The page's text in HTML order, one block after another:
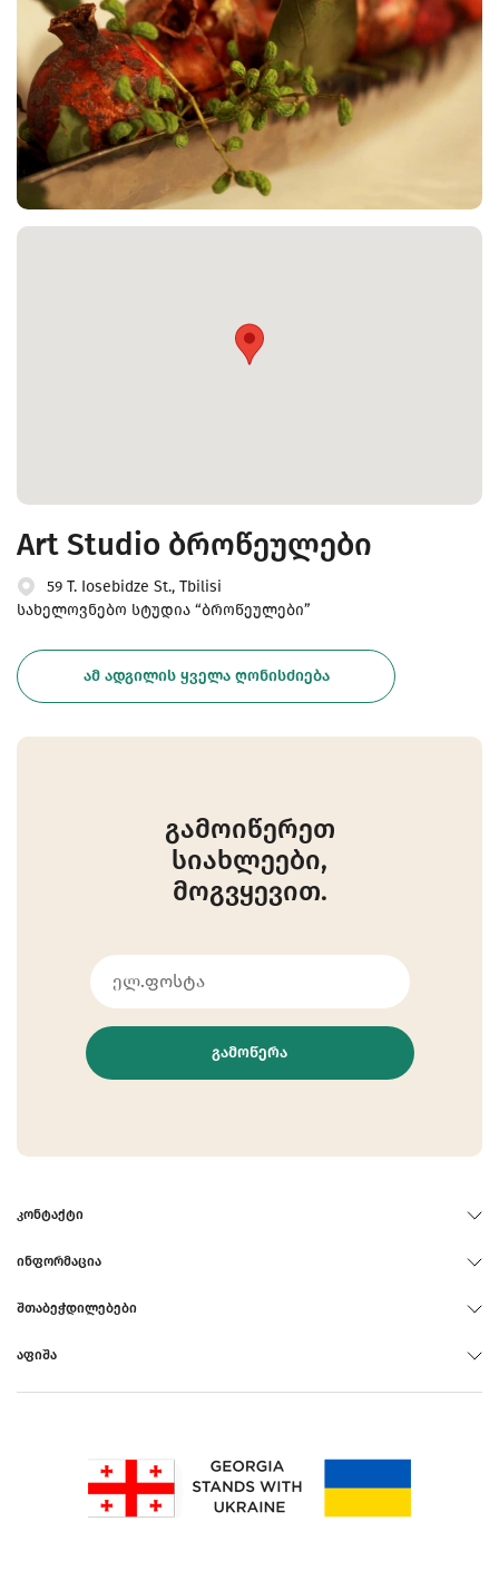
Art Studio ბროწეულები
59 T. Iosebidze St., Tbilisi
სახელოვნებო სტუდია “ბროწეულები”
ᲐᲛ ᲐᲓᲒᲘᲚᲘᲡ ᲧᲕᲔᲚᲐ ᲦᲝᲜᲘᲡᲫᲘᲔᲑᲐ
გამოიწერეთ
სიახლეები,
მოგვყევით.
ᲒᲐᲛᲝᲬᲔᲠᲐ
ᲙᲝᲜᲢᲐᲥᲢᲘ
ᲘᲜᲤᲝᲠᲛᲐᲪᲘᲐ
ᲨᲗᲐᲑᲔᲭᲓᲘᲚᲔᲑᲔᲑᲘ
ᲐᲤᲘᲨᲐ